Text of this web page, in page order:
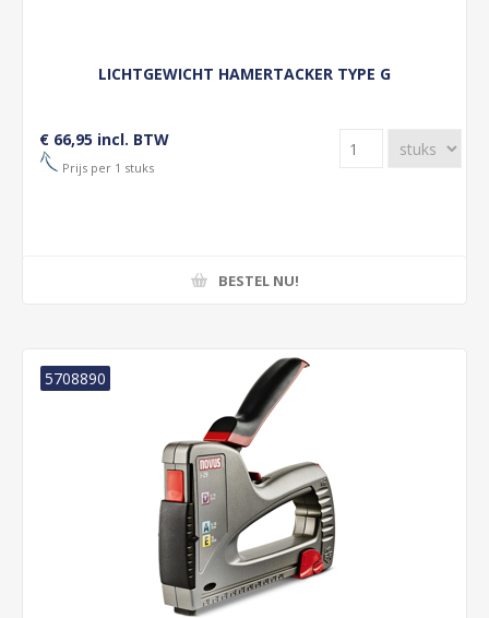
LICHTGEWICHT HAMERTACKER TYPE G
€ 66,95 incl. BTW
Prijs per 1 stuks
BESTEL NU!
5708890